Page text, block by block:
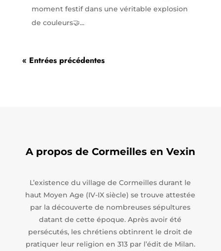
moment festif dans une véritable explosion
de couleurs🤝...
« Entrées précédentes
A propos de Cormeilles en Vexin
L’existence du village de Cormeilles durant le
haut Moyen Age (IV-IX siècle) se trouve attestée
par la découverte de nombreuses sépultures
datant de cette époque. Après avoir été
persécutés, les chrétiens obtinrent le droit de
pratiquer leur religion en 313 par l’édit de Milan.